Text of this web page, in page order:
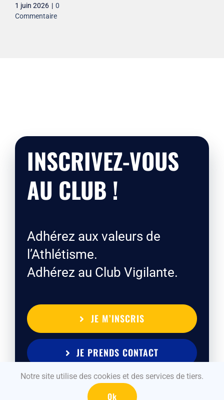
1 juin 2026 | 0
Commentaire
INSCRIVEZ-VOUS
AU CLUB !
Adhérez aux valeurs de
l’Athlétisme.
Adhérez au Club Vigilante.
JE M’INSCRIS
JE PRENDS CONTACT
Notre site utilise des cookies et des services de tiers.
Ok